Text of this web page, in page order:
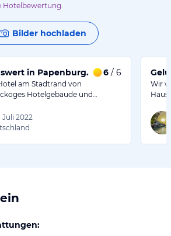
Hotelbewertung.
Bilder hochladen
in Papenburg. 6 / 6
am Stadtrand von
Hotelgebäude und…
Juli 2022
Wir